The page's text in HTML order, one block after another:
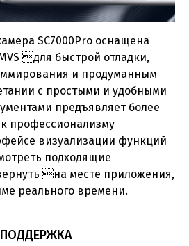
SC7000Pro оснащена
для быстрой отладки,
и продуманным
с простыми и удобными
предъявляет более
профессионализму
визуализации функций
подходящие
на месте приложения,
реального времени.
- решения для логистики